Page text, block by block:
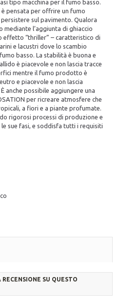
tipo macchina per il fumo basso.
è pensata per offrire un fumo
sul pavimento. Qualora
l’aggiunta di ghiaccio
effetto “thriller” – caratteristico di
e lacustri dove lo scambio
basso. La stabilità è buona e
è piacevole e non lascia tracce
mentre il fumo prodotto è
e piacevole e non lascia
anche possibile aggiungere una
per ricreare atmosfere che
a fiori e a piante profumate.
rigorosi processi di produzione e
sue fasi, e soddisfa tutti i requisiti
SU QUESTO